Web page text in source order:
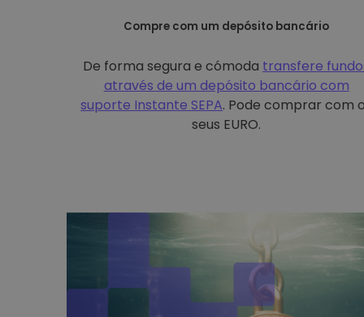
Compre com um depósito bancário
De forma segura e cómoda transfere
através de um depósito bancário com
suporte Instante SEPA. Pode comprar com
seus EURO.